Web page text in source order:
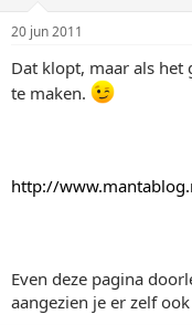
20 jun 2011
Dat klopt, maar als het
te maken.
http://
Even deze pagina
aangezien je er zelf